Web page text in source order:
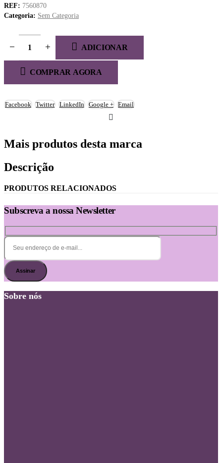
REF: 7560870
Categoria: Sem Categoria
ADICIONAR
COMPRAR AGORA
Facebook Twitter LinkedIn Google + Email
Mais produtos desta marca
Descrição
PRODUTOS RELACIONADOS
Subscreva a nossa Newsletter
Assinar
Sobre nós